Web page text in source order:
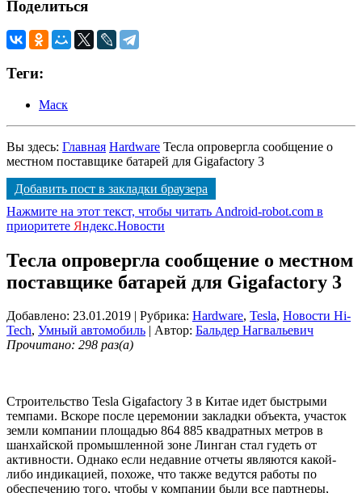
Поделиться
Теги:
Маск
Вы здесь: Главная Hardware Тесла опровергла сообщение о
местном поставщике батарей для Gigafactory 3
Добавить пост в закладки браузера
Нажмите на этот текст, чтобы читать Android-robot.com в
приоритете Яндекс.Новости
Тесла опровергла сообщение о местном
поставщике батарей для Gigafactory 3
Добавлено: 23.01.2019 | Рубрика: Hardware, Tesla, Новости Hi-
Tech, Умный автомобиль | Автор: Бальдер Нагвальевич
Прочитано: 298 раз(а)
Строительство Tesla Gigafactory 3 в Китае идет быстрыми
темпами. Вскоре после церемонии закладки объекта, участок
земли компании площадью 864 885 квадратных метров в
шанхайской промышленной зоне Линган стал гудеть от
активности. Однако если недавние отчеты являются какой-
либо индикацией, похоже, что также ведутся работы по
обеспечению того, чтобы у компании были все партнеры,